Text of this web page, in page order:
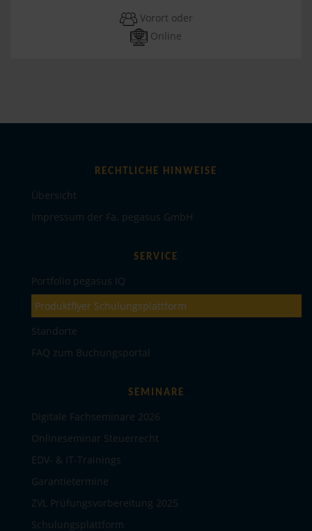
Vorort oder
Online
RECHTLICHE HINWEISE
Übersicht
Impressum der Fa. pegasus GmbH
SERVICE
Portfolio pegasus IQ
Produktflyer Schulungsplattform
Standorte
FAQ zum Buchungsportal
SEMINARE
Digitale Fachseminare 2026
Onlineseminar Steuerrecht
EDV- & IT-Trainings
Garantietermine
ZVL Prüfungsvorbereitung 2025
Schulungsplattform